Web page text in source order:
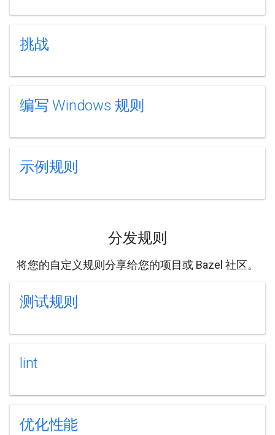
挑战
编写 Windows 规则
示例规则
分发规则
将您的自定义规则分享给您的项目或 Bazel 社区。
测试规则
lint
优化性能